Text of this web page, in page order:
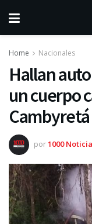
Home Nacionales
Hallan
un cuerpo
Cambyretá
por1000